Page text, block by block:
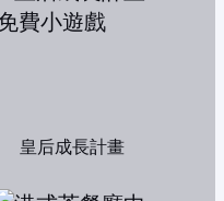
皇后成長計畫